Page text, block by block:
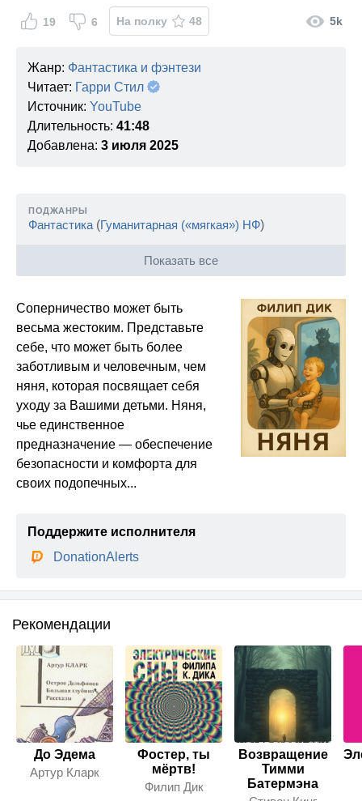
19 6 На полку 48 5k
Жанр: Фантастика и фэнтези
Читает: Гарри Стил
Источник: YouTube
Длительность: 41:48
Добавлена: 3 июля 2025
ПОДЖАНРЫ
Фантастика (Гуманитарная («мягкая») НФ)
Показать все
Соперничество может быть
весьма жестоким. Представьте
себе, что может быть более
заботливым и человечным, чем
няня, которая посвящает себя
уходу за Вашими детьми. Няня,
чье единственное
предназначение — обеспечение
безопасности и комфорта для
своих подопечных...
Поддержите исполнителя
DonationAlerts
Рекомендации
До Эдема
Артур Кларк
Фостер, ты
мёртв!
Филип Дик
Возвращение
Тимми
Батермэна